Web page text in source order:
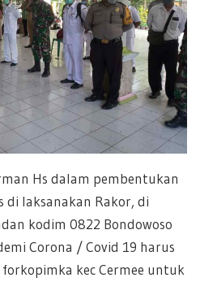
Hs dalam pembentukan
laksanakan Rakor, di
kodim 0822 Bondowoso
Corona / Covid 19 harus
kec Cermee untuk